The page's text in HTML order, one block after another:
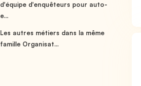
d'équipe d'enquêteurs pour auto-
e...
Les autres métiers dans la même
famille Organisat...